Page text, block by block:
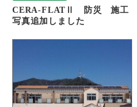
CERA-FLATⅡ 防災 施工
写真追加しました